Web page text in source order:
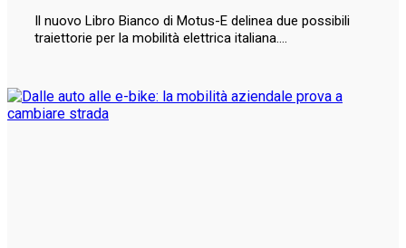
Il nuovo Libro Bianco di Motus-E delinea due possibili
traiettorie per la mobilità elettrica italiana.…